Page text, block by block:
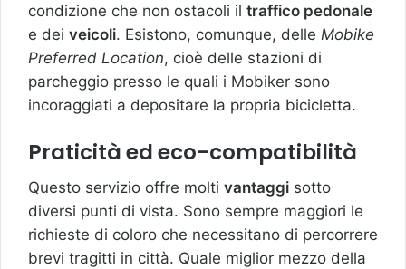
condizione che non ostacoli il traffico pedonale
e dei veicoli. Esistono, comunque, delle Mobike
Preferred Location, cioè delle stazioni di
parcheggio presso le quali i Mobiker sono
incoraggiati a depositare la propria bicicletta.
Praticità ed eco-compatibilità
Questo servizio offre molti vantaggi sotto
diversi punti di vista. Sono sempre maggiori le
richieste di coloro che necessitano di percorrere
brevi tragitti in città. Quale miglior mezzo della